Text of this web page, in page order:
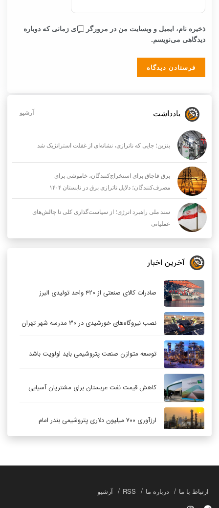
ذخیره نام، ایمیل و وبسایت من در مرورگر برای زمانی که دوباره
دیدگاهی می‌نویسم.
یادداشت آرشیو
بنزین؛ جایی که ناترازی، نشانه‌ای از غفلت استراتژیک شد
برق قاچاق برای استخراج‌کنندگان، خاموشی برای
مصرف‌کنندگان؛ دلایل ناترازی برق در تابستان ۱۴۰۴
سند ملی راهبرد انرژی؛ از سیاست‌گذاری کلی تا چالش‌های
عملیاتی
آخرین اخبار
صادرات کالای صنعتی از ۴۲۰ واحد تولیدی البرز
نصب نیروگاه‌های خورشیدی در ۳۰ مدرسه شهر تهران
توسعه متوازن صنعت پتروشیمی باید اولویت باشد
کاهش قیمت نفت عربستان برای مشتریان آسیایی
ارزآوری ۷۰۰ میلیون دلاری پتروشیمی بندر امام
ارتباط با ما درباره ما RSS آرشیو